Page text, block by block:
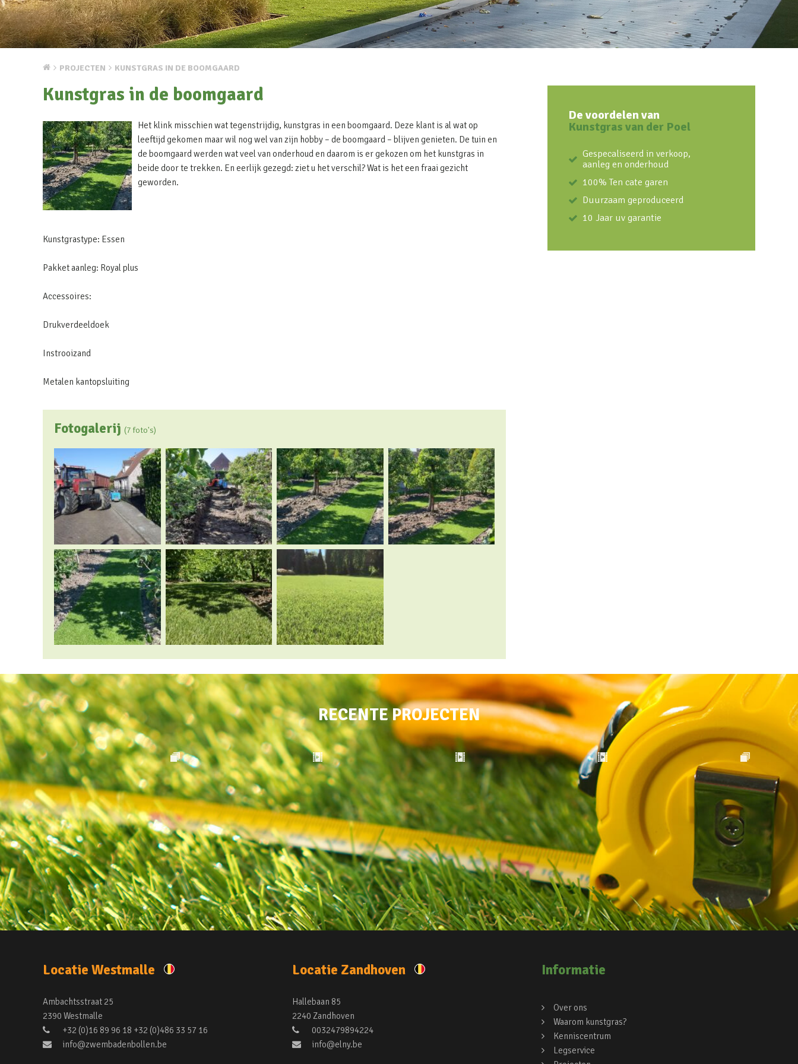
PROJECTEN KUNSTGRAS IN DE BOOMGAARD
Kunstgras in de boomgaard
Het klink misschien wat tegenstrijdig, kunstgras in een boomgaard. Deze klant is al wat op
leeftijd gekomen maar wil nog wel van zijn hobby – de boomgaard – blijven genieten. De tuin en
de boomgaard werden wat veel van onderhoud en daarom is er gekozen om het kunstgras in
beide door te trekken. En eerlijk gezegd: ziet u het verschil? Wat is het een fraai gezicht
geworden.
Kunstgrastype: Essen
Pakket aanleg: Royal plus
Accessoires:
Drukverdeeldoek
Instrooizand
Metalen kantopsluiting
Fotogalerij (7 foto's)
De voordelen van
Kunstgras van der Poel
Gespecaliseerd in verkoop,
aanleg en onderhoud
100% Ten cate garen
Duurzaam geproduceerd
10 Jaar uv garantie
RECENTE PROJECTEN
Locatie Westmalle
Ambachtsstraat 25
2390 Westmalle
+32 (0)16 89 96 18 +32 (0)486 33 57 16
info@zwembadenbollen.be
Locatie Zandhoven
Hallebaan 85
2240 Zandhoven
0032479894224
info@elny.be
Informatie
Over ons
Waarom kunstgras?
Kenniscentrum
Legservice